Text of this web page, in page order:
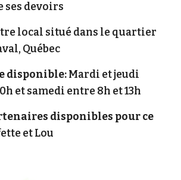
ses devoirs
local situé dans le quartier
Québec
disponible:Mardi et jeudi
etsamedi entre 8h et 13h
disponibles pour ce
et Lou